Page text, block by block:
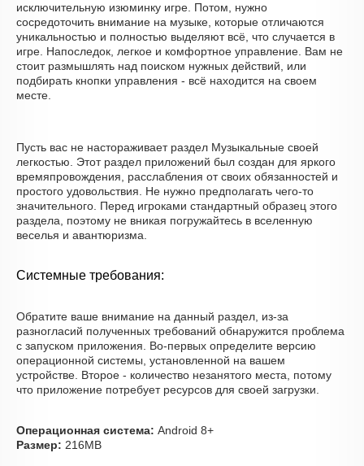
исключительную изюминку игре. Потом, нужно
сосредоточить внимание на музыке, которые отличаются
уникальностью и полностью выделяют всё, что случается в
игре. Напоследок, легкое и комфортное управление. Вам не
стоит размышлять над поиском нужных действий, или
подбирать кнопки управления - всё находится на своем
месте.
Пусть вас не настораживает раздел Музыкальные своей
легкостью. Этот раздел приложений был создан для яркого
времяпровождения, расслабления от своих обязанностей и
простого удовольствия. Не нужно предполагать чего-то
значительного. Перед игроками стандартный образец этого
раздела, поэтому не вникая погружайтесь в вселенную
веселья и авантюризма.
Системные требования:
Обратите ваше внимание на данный раздел, из-за
разногласий полученных требований обнаружится проблема
с запуском приложения. Во-первых определите версию
операционной системы, установленной на вашем
устройстве. Второе - количество незанятого места, потому
что приложение потребует ресурсов для своей загрузки.
Операционная система: Android 8+
Размер: 216MB